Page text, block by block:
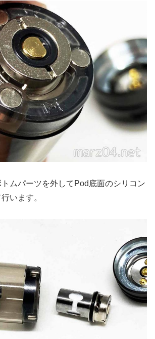
ムパーツを外してPod底面のシリコン
います。